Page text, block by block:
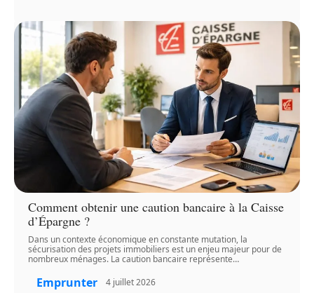
Comment obtenir une caution bancaire à la Caisse
d’Épargne ?
Dans un contexte économique en constante mutation, la
sécurisation des projets immobiliers est un enjeu majeur pour de
nombreux ménages. La caution bancaire représente…
Emprunter 4 juillet 2026